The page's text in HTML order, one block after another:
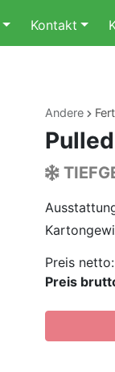
Kontakt
Andere
Preis netto:
Preis